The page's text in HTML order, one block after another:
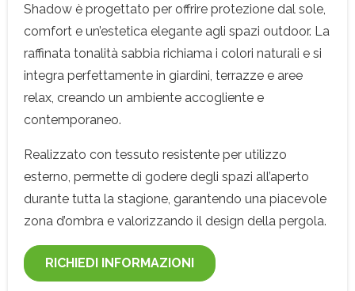
Shadow è progettato per offrire protezione dal sole,
comfort e un’estetica elegante agli spazi outdoor. La
raffinata tonalità sabbia richiama i colori naturali e si
integra perfettamente in giardini, terrazze e aree
relax, creando un ambiente accogliente e
contemporaneo.
Realizzato con tessuto resistente per utilizzo
esterno, permette di godere degli spazi all’aperto
durante tutta la stagione, garantendo una piacevole
zona d’ombra e valorizzando il design della pergola.
RICHIEDI INFORMAZIONI